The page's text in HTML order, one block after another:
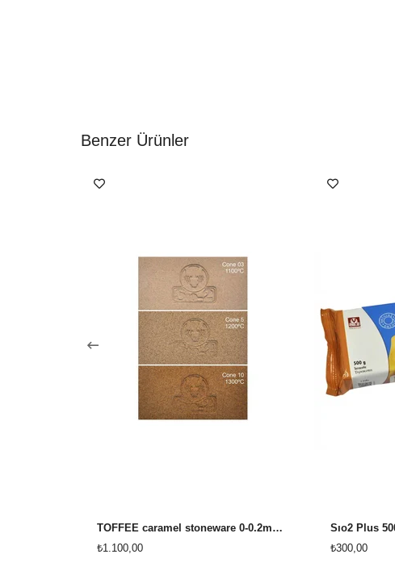
Benzer Ürünler
TOFFEE caramel stoneware 0-0.2mm 12.5kg
₺1.100,00
₺300,00